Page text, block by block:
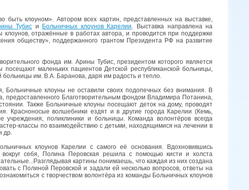
быть клоуном». Автором всех картин, представленных на выставке,
Тубис и Больничных клоунов Карелии
. Выставка направлена на
отражённые в работах автора, и проводится при поддержке
обществу», поддержанного грантом Президента РФ на развитие
фонда им. Арины Тубис, президентом которого является
посещают маленьких пациентов Детской республиканской больницы,
больницы им. В.А. Баранова, даря им радость и тепло.
Больничные клоуны не оставили своих подопечных без внимания. В
предоставленного Благотворительным фондом Владимира Потанина,
Также Больничные клоуны посещают деток на дому, проводят
Красноносые волшебники ездят и в другие города Карелии (Кемь,
поликлиники и больницы. Команда волонтёров всегда
классы по взаимодействию с детьми, находящимися на лечении в
др.
клоунов Карелии с самого её основания. Вдохновившись
себя, Полина Перовская решила с помощью кисти и холста
картины понимаешь, что каждая из них создана
с Полиной Перовской и задали ей несколько вопросов, ответы на
с творчеством волонтёра из команды Больничных клоунов